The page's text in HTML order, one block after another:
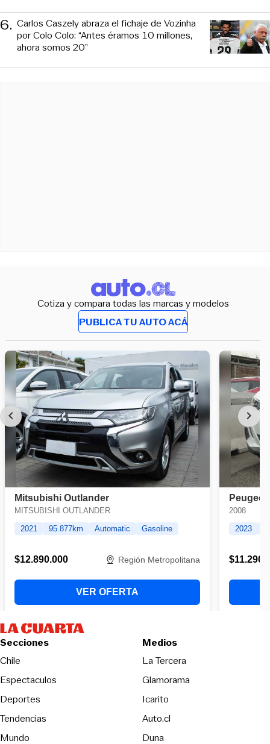
6. Carlos Caszely abraza el fichaje de Vozinha
por Colo Colo: “Antes éramos 10 millones,
ahora somos 20”
Cotiza y compara todas las marcas y modelos
PUBLICA TU AUTO ACÁ
Secciones
Chile
Espectaculos
Deportes
Tendencias
Mundo
Medios
La TerceraOpens in new
Glamorama
Icarito
Auto.cl
DunaOpens in new window